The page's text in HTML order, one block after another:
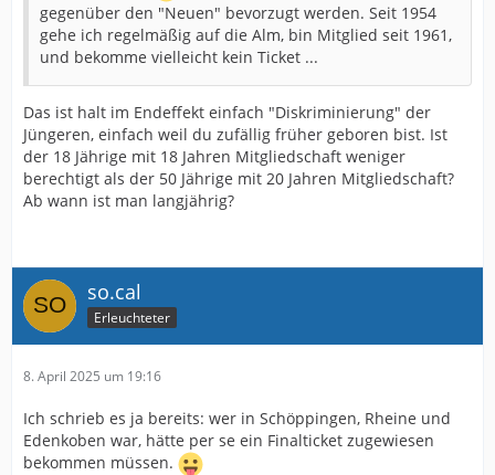
gegenüber den "Neuen" bevorzugt werden. Seit 1954
gehe ich regelmäßig auf die Alm, bin Mitglied seit 1961,
und bekomme vielleicht kein Ticket ...
Das ist halt im Endeffekt einfach "Diskriminierung" der
Jüngeren, einfach weil du zufällig früher geboren bist. Ist
der 18 Jährige mit 18 Jahren Mitgliedschaft weniger
berechtigt als der 50 Jährige mit 20 Jahren Mitgliedschaft?
Ab wann ist man langjährig?
so.cal
Erleuchteter
8. April 2025 um 19:16
Ich schrieb es ja bereits: wer in Schöppingen, Rheine und
Edenkoben war, hätte per se ein Finalticket zugewiesen
bekommen müssen.